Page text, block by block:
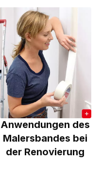
Anwendungen des
Malersbandes bei
der Renovierung